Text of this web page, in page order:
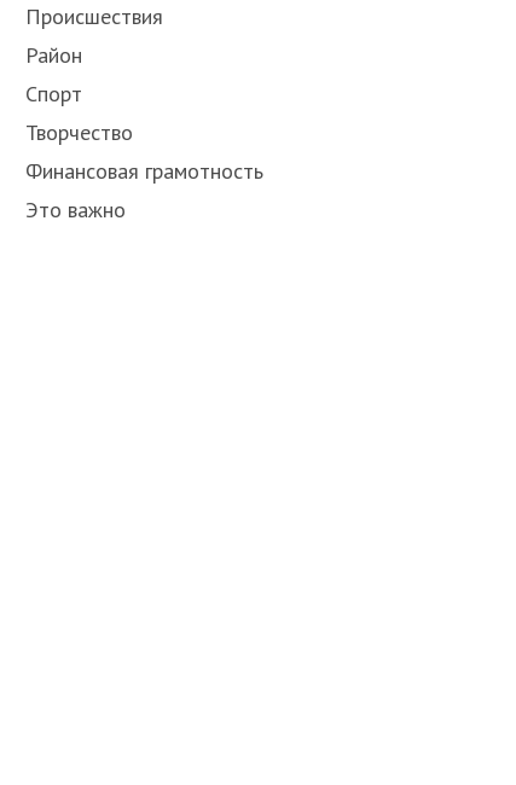
Происшествия
Район
Спорт
Творчество
Финансовая грамотность
Это важно